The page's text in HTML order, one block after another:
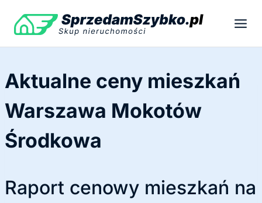
treści
Aktualne ceny mieszkań
Warszawa Mokotów
Środkowa
Raport cenowy mieszkań na